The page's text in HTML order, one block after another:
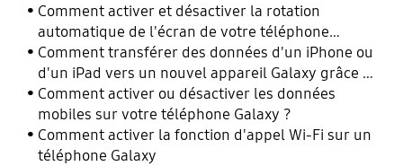
Comment activer et désactiver la rotation
automatique de l'écran de votre téléphone
Galaxy ?
Comment transférer des données d'un iPhone ou
d'un iPad vers un nouvel appareil Galaxy grâce à
Smart Switch ?
Comment activer ou désactiver les données
mobiles sur votre téléphone Galaxy ?
Comment activer la fonction d'appel Wi-Fi sur un
téléphone Galaxy